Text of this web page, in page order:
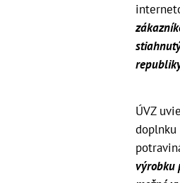
ÚVZ
doplnku
výrobku